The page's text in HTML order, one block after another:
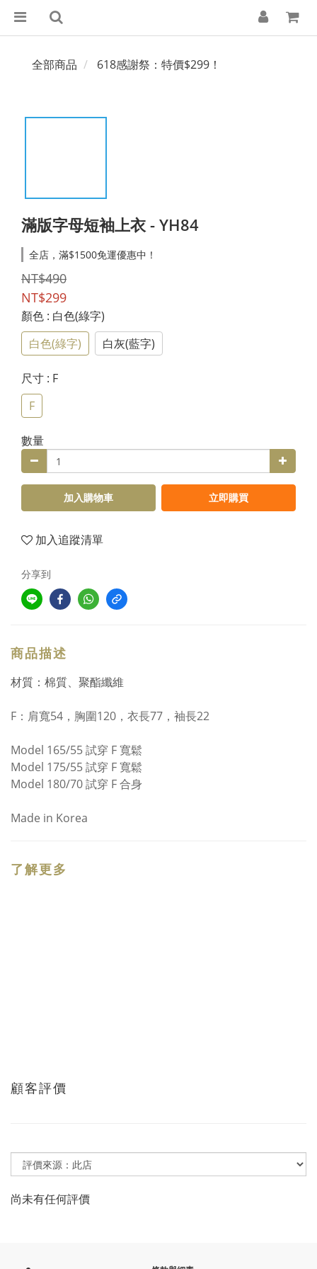
全部商品 618感謝祭：特價$299！
滿版字母短袖上衣 - YH84
全店，滿$1500免運優惠中！
NT$490
NT$299
顏色 : 白色(綠字)
白色(綠字)
白灰(藍字)
尺寸 : F
F
數量
加入購物車 立即購買
加入追蹤清單
分享到
商品描述
材質：棉質、聚酯纖維
F： 肩寬54，胸圍120，衣長77，袖長22
Model 165/55 試穿 F 寬鬆
Model 175/55 試穿 F 寬鬆
Model 180/70 試穿 F 合身
Made in Korea
了解更多
顧客評價
尚未有任何評價